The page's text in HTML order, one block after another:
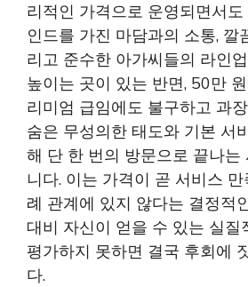
리적인 가격으로 운영되면서
인드를 가진 마담과의 소통, 깔
리고 준수한 아가씨들의 라인
높이는 곳이 있는 반면, 50만
리미엄 급임에도 불구하고 과
숨은 무성의한 태도와 기본 서
해 단 한 번의 방문으로 끝나는
니다. 이는 가격이 곧 서비스
례 관계에 있지 않다는 결정적
대비 자신이 얻을 수 있는 실질
평가하지 못하면 결국 후회에
다.